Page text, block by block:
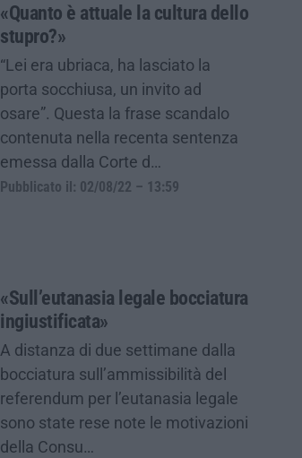
«Quanto è attuale la cultura dello
stupro?»
“Lei era ubriaca, ha lasciato la
porta socchiusa, un invito ad
osare”. Questa la frase scandalo
contenuta nella recenta sentenza
emessa dalla Corte d…
Pubblicato il: 02/08/22 – 13:59
«Sull’eutanasia legale bocciatura
ingiustificata»
A distanza di due settimane dalla
bocciatura sull’ammissibilità del
referendum per l’eutanasia legale
sono state rese note le motivazioni
della Consu…